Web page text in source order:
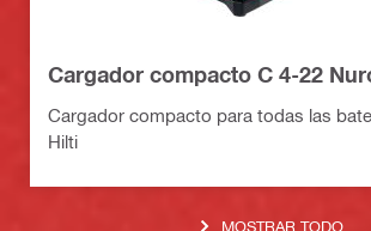
Cargador compacto C 4-22
Cargador compacto para todas las
Hilti
MOSTRAR TODO